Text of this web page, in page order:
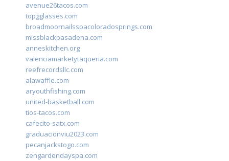
avenue26tacos.com
topgglasses.com
broadmoornailsspacoloradosprings.com
missblackpasadena.com
anneskitchen.org
valenciamarketytaqueria.com
reefrecordsllc.com
alawaffle.com
aryouthfishing.com
united-basketball.com
tios-tacos.com
cafecito-satx.com
graduacionviu2023.com
pecanjackstogo.com
zengardendayspa.com